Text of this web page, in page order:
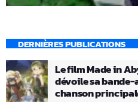
DERNIÈRES PUBLICATIONS
Le film Made in
dévoile sa bande-
chanson